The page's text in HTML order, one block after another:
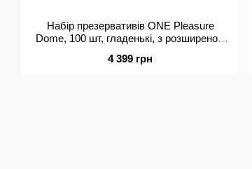
Набір презервативів ONE Pleasure
Dome, 100 шт, гладенькі, з розширеною
4 399 грн